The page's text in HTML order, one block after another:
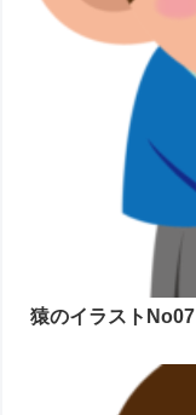
猿のイラストNo07